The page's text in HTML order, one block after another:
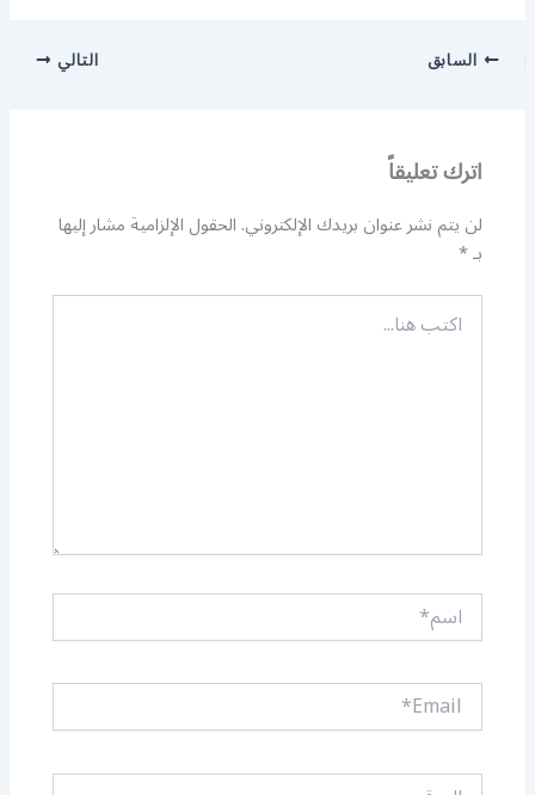
السابق التالي
اترك تعليقاً
لن يتم نشر عنوان بريدك الإلكتروني.الحقول الإلزامية مشار إليها
بـ*
اكتب
هنا...
اسم*
Email*
الموقع